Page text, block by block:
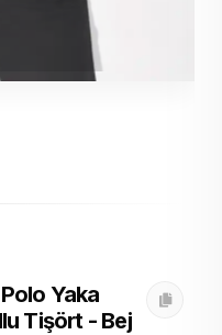
Yaka
Tişört - Bej